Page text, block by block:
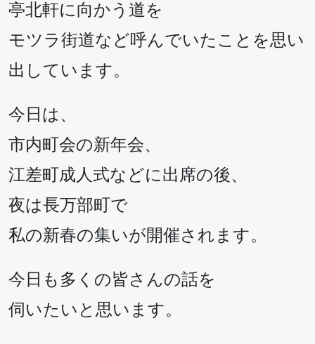
亭北軒に向かう道を
モツラ街道など呼んでいたことを思い
出しています。
今日は、
市内町会の新年会、
江差町成人式などに出席の後、
夜は長万部町で
私の新春の集いが開催されます。
今日も多くの皆さんの話を
伺いたいと思います。